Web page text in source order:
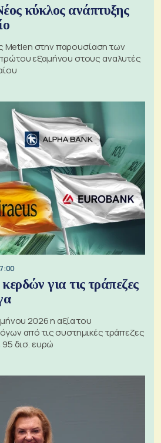
κύκλος ανάπτυξης
Metlen στην παρουσίαση των
εξαμήνου στους αναλυτές
για τις τράπεζες
2026 η αξία του
από τις συστημικές τράπεζες
δισ. ευρώ